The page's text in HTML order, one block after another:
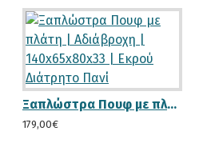
Ξαπλώστρα Πουφ με πλάτη | Αδιάβροχη | 140x65x80x33 | Εκρού Διάτρητο Πανί
179,00€